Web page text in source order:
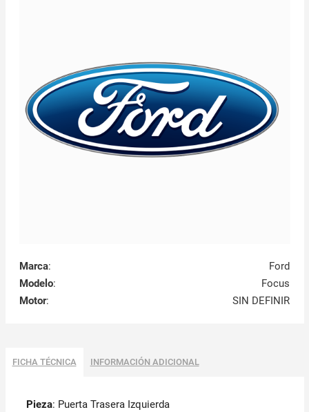
Marca:
Ford
Modelo:
Focus
Motor: SIN DEFINIR
FICHA TÉCNICA INFORMACIÓN ADICIONAL
Pieza: Puerta Trasera Izquierda